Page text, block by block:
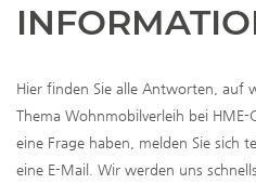
Hier finden Sie alle Antworten, auf
Thema Wohnmobilverleih bei HME-
eine Frage haben, melden Sie sich
eine E-Mail. Wir werden uns